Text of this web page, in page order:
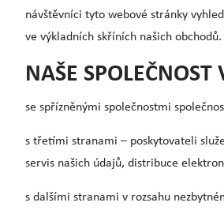
návštěvníci tyto webové stránky
ve výkladních skříních našich obchodů.
NAŠE
se spřízněnými společnostmi
s třetími stranami – poskytovateli
servis našich údajů, distribuce
s dalšími stranami v rozsahu